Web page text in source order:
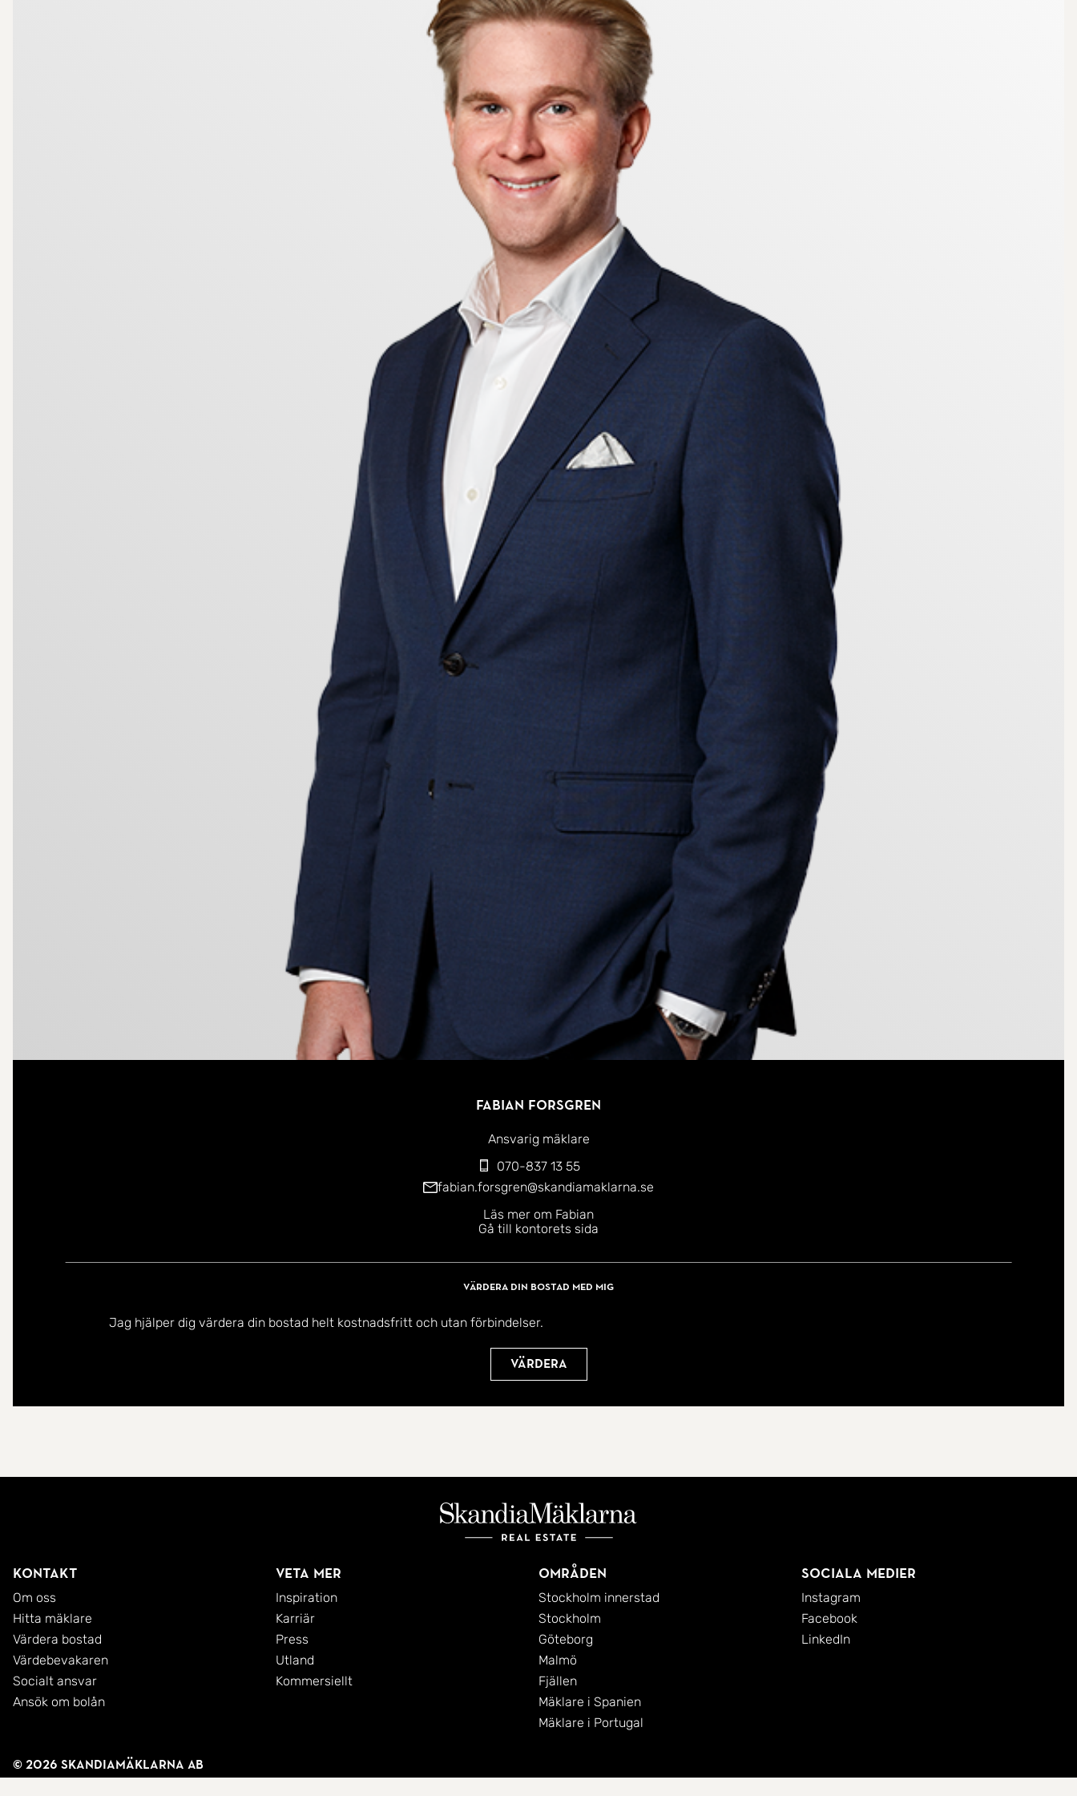
Fabian Forsgren
Ansvarig mäklare
070-837 13 55
fabian.forsgren@skandiamaklarna.se
Läs mer om Fabian
Gå till kontorets sida
Värdera din bostad med mig
Jag hjälper dig värdera din bostad helt kostnadsfritt och utan förbindelser.
Värdera
Kontakt
Om oss
Hitta mäklare
Värdera bostad
Värdebevakaren
Socialt ansvar
Ansök om bolån
Veta mer
Inspiration
Karriär
Press
Utland
Kommersiellt
Områden
Stockholm innerstad
Stockholm
Göteborg
Malmö
Fjällen
Mäklare i Spanien
Mäklare i Portugal
Sociala medier
Instagram
Facebook
LinkedIn
© 2026 SkandiaMäklarna AB